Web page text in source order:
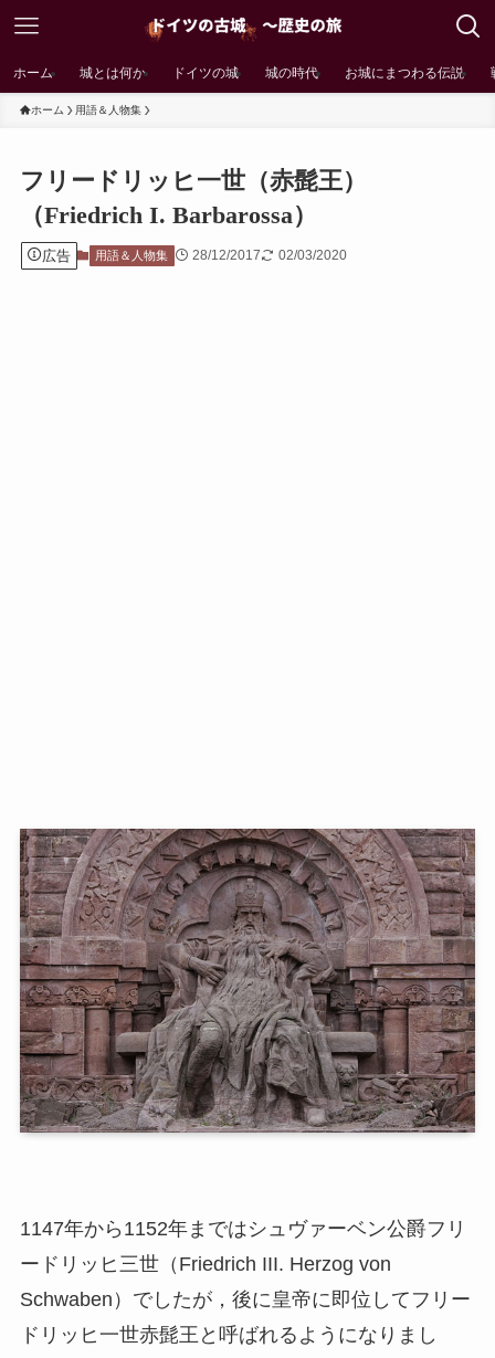
ホーム 城とは何か ドイツの城 城の時代 お城にまつわる伝説
ホーム 用語＆人物集
フリードリッヒ一世（赤髭王）
（Friedrich I. Barbarossa）
広告 用語＆人物集 28/12/2017 02/03/2020
1147年から1152年まではシュヴァーベン公爵フリ
ードリッヒ三世（Friedrich III. Herzog von
Schwaben）でしたが，後に皇帝に即位してフリー
ドリッヒ一世赤髭王 と呼ばれるようになりまし